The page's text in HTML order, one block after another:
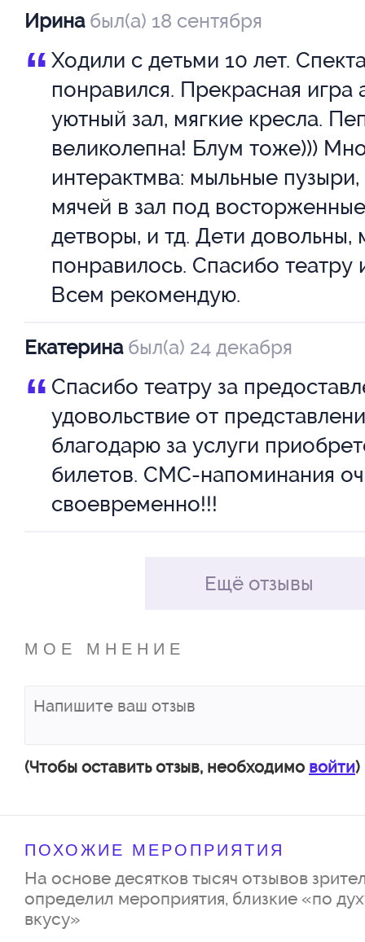
Олейник
Роменкова
Ксения
Стройкин
Дмитрий
Шматкова
Валерия
этот спектакль, смогут
озорной, фантастический мир
Спектакль придуман как
игра, когда никто не сможет
месте. Да и нужно ли? Если
поплясать зажигательные
ПЕППИ, поиграть в мяч с
поучаствовать в самом
цирковом представлении -
Режиссер-постановщик,
инсценировки Вера
Сценография и костюмы –
Вячеслав Суетин.
Иринабыл(а) 18 сентября
“ Ходили с детьми 10 лет.
понравился. Прекрасная игра
уютный зал, мягкие кресла.
великолепна! Блум тоже)))
интерактмва: мыльные
мячей в зал под
детворы, и тд. Дети довольны,
понравилось. Спасибо театру
Всем рекомендую.
Екатеринабыл(а) 24 декабря
“ Спасибо театру за
удовольствие от
благодарю за услуги
билетов. СМС-напоминания
своевременно!!!
Ещё отзывы
МОЕ МНЕНИЕ
(Чтобы оставить отзыв, необходимо войти)
ПОХОЖИЕ МЕРОПРИЯТИЯ
На основе десятков тысяч отзывов
определил мероприятия, близкие «по
вкусу»